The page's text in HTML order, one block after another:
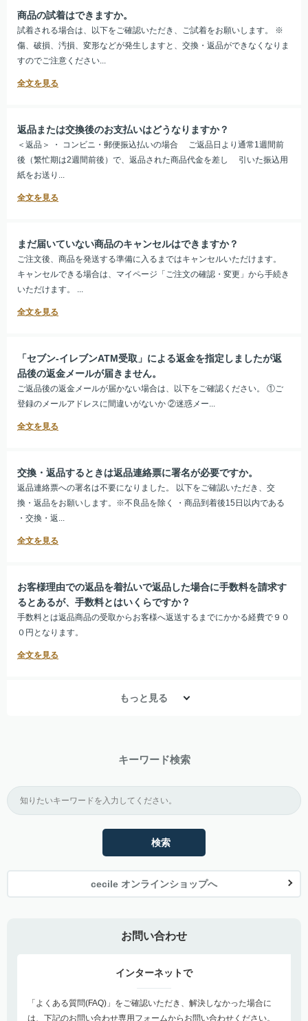
商品の試着はできますか。
試着される場合は、以下をご確認いただき、ご試着をお願いします。 ※
傷、破損、汚損、変形などが発生しますと、交換・返品ができなくなりま
すのでご注意ください...
返品または交換後のお支払いはどうなりますか？
＜返品＞ ・ コンビニ・郵便振込払いの場合 ご返品日より通常1週間前
後（繁忙期は2週間前後）で、返品された商品代金を差し 引いた振込用
紙をお送り...
まだ届いていない商品のキャンセルはできますか？
ご注文後、商品を発送する準備に入るまではキャンセルいただけます。
キャンセルできる場合は、マイページ「ご注文の確認・変更」から手続き
いただけます。 ...
「セブン-イレブンATM受取」による返金を指定しましたが返
品後の返金メールが届きません。
ご返品後の返金メールが届かない場合は、以下をご確認ください。 ①ご
登録のメールアドレスに間違いがないか ②迷惑メー...
交換・返品するときは返品連絡票に署名が必要ですか。
返品連絡票への署名は不要になりました。 以下をご確認いただき、交
換・返品をお願いします。※不良品を除く ・商品到着後15日以内である
・交換・返...
お客様理由での返品を着払いで返品した場合に手数料を請求す
るとあるが、手数料とはいくらですか？
手数料とは返品商品の受取からお客様へ返送するまでにかかる経費で９０
０円となります。
もっと見る
キーワード検索
検索
cecile オンラインショップへ
お問い合わせ
インターネットで
「よくある質問(FAQ)」をご確認いただき、解決しなかった場合に
は、下記のお問い合わせ専用フォームからお問い合わせください。